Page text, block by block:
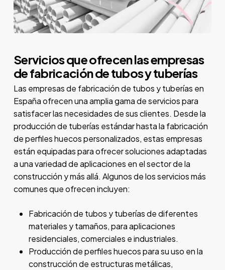
Servicios que ofrecen las empresas
de fabricación de tubos y tuberías
Las empresas de fabricación de tubos y tuberías en
España ofrecen una amplia gama de servicios para
satisfacer las necesidades de sus clientes. Desde la
producción de tuberías estándar hasta la fabricación
de perfiles huecos personalizados, estas empresas
están equipadas para ofrecer soluciones adaptadas
a una variedad de aplicaciones en el sector de la
construcción y más allá. Algunos de los servicios más
comunes que ofrecen incluyen:
Fabricación de tubos y tuberías de diferentes
materiales y tamaños, para aplicaciones
residenciales, comerciales e industriales.
Producción de perfiles huecos para su uso en la
construcción de estructuras metálicas,